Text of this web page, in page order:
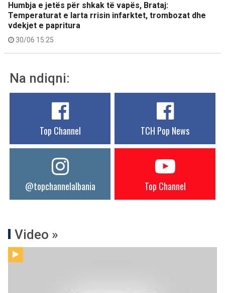
Humbja e jetës për shkak të vapës, Brataj:
Temperaturat e larta rrisin infarktet, trombozat dhe
vdekjet e papritura
30/06 15:25
Na ndiqni:
Top Channel TCH Pop News
@topchannelalbania Top Channel
Video »